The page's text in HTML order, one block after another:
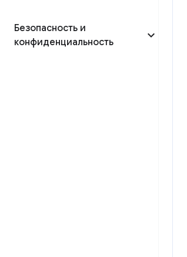
Безопасность и
конфиденциальность